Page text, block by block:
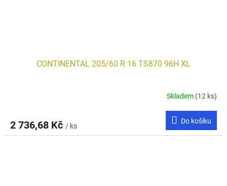
CONTINENTAL 205/60 R 16 TS870 96H XL
Skladem (12 ks)
2 736,68 Kč / ks
Do košíku